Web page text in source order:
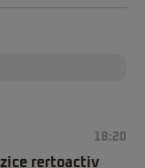
18:20
rertoactiv